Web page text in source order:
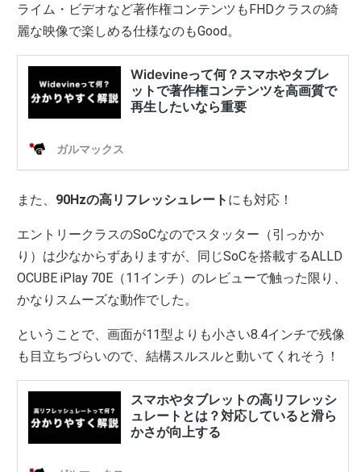
ライム・ビデオなど著作権コンテンツもFHDクラスの綺
麗な映像で楽しめる仕様なのもGood。
また、 90Hzの高リフレッシュレート にも対応！
エントリークラスのSoCなのでスタッター（引っかか
り）は少なからずありますが、同じSoCを搭載するALLD
OCUBE iPlay 70E（11インチ）のレビューで触った限り、
かなりスムーズな動作でした。
ということで、画面が11型よりも小さい8.4インチで残像
も目立ちづらいので、結構スルスルと動いてくれそう！